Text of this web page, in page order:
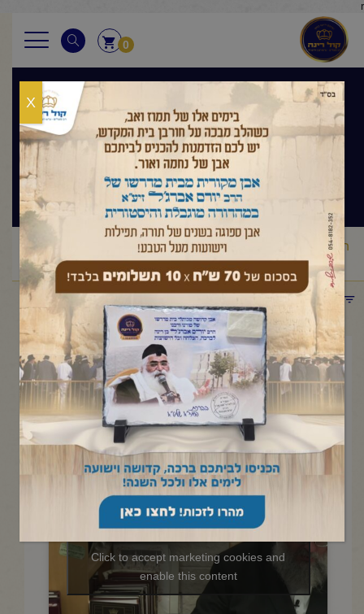
r
0
בגובה העיניים
הלכה ותניא יומי
ראשי בגובה העיניים הלכה ותניא יומי
החיד"א
-תניא יומי ובגובה העיניים-כ"ח תמוז תשפ"ה
תפריט קטגוריות
החיד"א -תניא יומי ובגובה
העיניים-כ"ח תמוז תשפ"ה
אוגוסט 4, 2025
Click to accept marketing cookies and
enable this content
X